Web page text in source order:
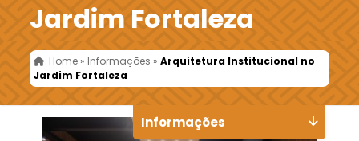
Jardim Fortaleza
Home » Informações »Arquitetura Institucional no
Jardim Fortaleza
Informações